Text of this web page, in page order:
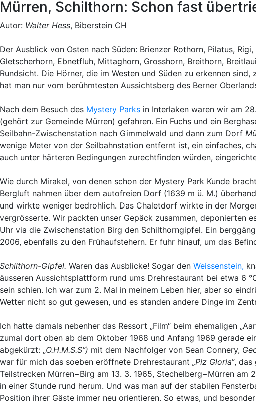
Mürren, Schilthorn: Schon fast
Autor: Walter Hess, Biberstein CH
Der Ausblick von Osten nach Süden: Brienzer Rothorn, Pilatus,
Gletscherhorn, Ebnetfluh, Mittaghorn, Grosshorn, Breithorn,
Rundsicht. Die Hörner, die im Westen und Süden zu erkennen
hat man nur vom berühmtesten Aussichtsberg des Berner
Nach dem Besuch des Mystery Parks in Interlaken waren wir am
(gehört zur Gemeinde Mürren) gefahren. Ein Fuchs und ein
Seilbahn-Zwischenstation nach Gimmelwald und dann zum Dorf
wenige Meter von der Seilbahnstation entfernt ist, ein einfaches,
auch unter härteren Bedingungen zurechtfinden würden,
Wie durch Mirakel, von denen schon der Mystery Park Kunde
Bergluft nahmen über dem autofreien Dorf (1639 m ü. M.)
und wirkte weniger bedrohlich. Das Chaletdorf wirkte in der
vergrösserte. Wir packten unser Gepäck zusammen, deponierten
Uhr via die Zwischenstation Birg den Schilthorngipfel. Ein
2006, ebenfalls zu den Frühaufstehern. Er fuhr hinauf, um das
Schilthorn-Gipfel. Waren das Ausblicke! Sogar den Weissenstein,
äusseren Aussichtsplattform rund ums Drehrestaurant bei etwa 6
sein schien. Ich war zum 2. Mal in meinem Leben hier, aber so
Wetter nicht so gut gewesen, und es standen andere Dinge im
Ich hatte damals nebenher das Ressort „Film“ beim ehemaligen
zumal dort oben ab dem Oktober 1968 und Anfang 1969 gerade
abgekürzt: „O.H.M.S.S“) mit dem Nachfolger von Sean Connery,
war für mich das soeben eröffnete Drehrestaurant „Piz Gloria“, das
Teilstrecken Mürren−Birg am 13. 3. 1965, Stechelberg−Mürren am
in einer Stunde rund herum. Und was man auf der stabilen
Position ihrer Gäste immer neu orientieren. So etwas, und